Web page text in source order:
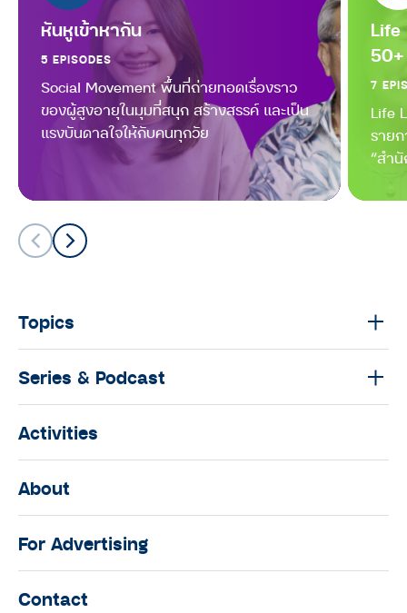
มนุษย์ต่างวัย Talk กับ ประสาน อิง
คนันท์ EP.10 : คุยกับ อ้อม-สุนิสา สุข
บุญสังข์ นิยามความสำเร็จเมื่อเติบโต
ขึ้น และเคล็ดลับ ‘วิชาใจเบา’ เพื่อ
เตรียมรับมือกับความเครียด
มนุษย์ต่างวัย TALK
มนุษย์ต่างวัย Talk กับ ประสาน อิง
คนันท์ EP.9 : คุยกับ นุ่น-ศิรพันธ์ และ
มนุษย์ต่างวัย Talk กับ ประสาน อิง
มนุษย์ต่างวัย Talk กับ ประสาน อิง
คนันท์ EP.6 : คุยกับ “ซุป” วิวัฒน์ วงศ์
ภัทรฐิติ ผู้ที่เชื่อมาตลอดว่า เด็กคือ
ทรัพยากรที่มีค่าที่สุดในประเทศ
หันหูเข้าหากัน
5 EPISODES
Social Movement พื้นที่ถ่ายทอดเรื่องราว
ของผู้สูงอายุในมุมที่สนุก สร้างสรรค์ และเป็น
แรงบันดาลใจให้กับคนทุกวัย
Life
50+
7
Life
ราย
“สำ
Topics
Series & Podcast
Activities
About
For Advertising
Contact